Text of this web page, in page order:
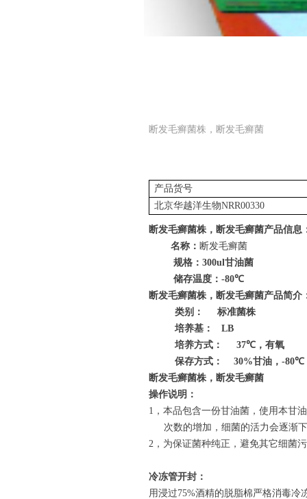
断发毛癣菌株，断发毛癣菌
产品货号
北京华越洋生物NRR00330
断发毛癣菌株，断发毛癣菌产品信息
名称： 断发毛癣菌
规格： 300ul甘油菌
储存温度： -80℃
断发毛癣菌株，断发毛癣菌产品简介
类别：
标准菌株
培养基：
LB
培养方式：
37℃，有氧
保存方式：
30%甘油， -80℃
断发毛癣菌株，断发毛癣菌
操作说明：
1 ，本品包含一份甘油菌，使用本甘
次数的增加，细菌的活力会逐渐
2，为保证菌种纯正，避免其它细菌
冷冻管开封：
用浸过75%酒精的脱脂棉严格消毒冷